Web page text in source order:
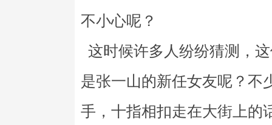
不小心呢？
这时候许多人纷纷猜测，
是张一山的新任女友呢？不
手，十指相扣走在大街上的